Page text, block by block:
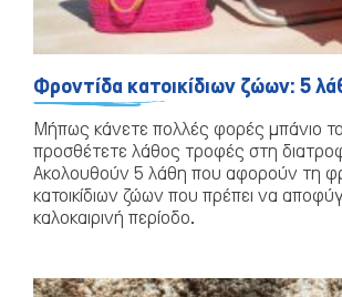
Μήπως κάνετε πολλές φορές μπάνιο
προσθέτετε λάθος τροφές στη
Ακολουθούν 5 λάθη που αφορούν τη
κατοικίδιων ζώων που πρέπει να
καλοκαιρινή περίοδο.